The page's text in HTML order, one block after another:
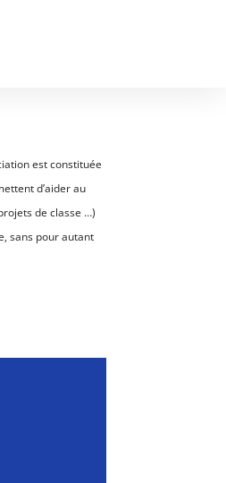
est constituée
d’aider au
de classe …)
sans pour autant